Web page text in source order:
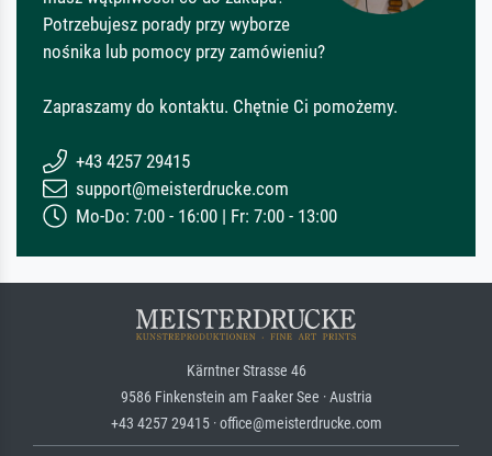
Potrzebujesz porady przy wyborze
nośnika lub pomocy przy zamówieniu?
Zapraszamy do kontaktu. Chętnie Ci pomożemy.
+43 4257 29415
support@meisterdrucke.com
Mo-Do: 7:00 - 16:00 | Fr: 7:00 - 13:00
Kärntner Strasse 46
9586 Finkenstein am Faaker See · Austria
+43 4257 29415 · office@meisterdrucke.com